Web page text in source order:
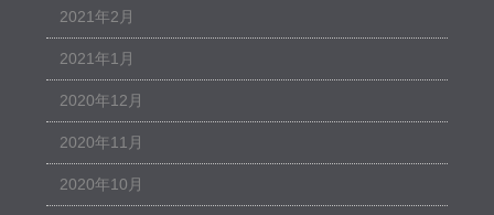
2021年2月
2021年1月
2020年12月
2020年11月
2020年10月